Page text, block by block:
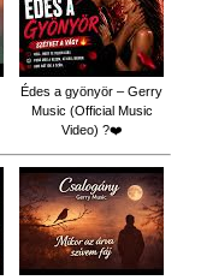
Édes a gyönyör – Gerry
Music (Official Music
Video) ?❤️